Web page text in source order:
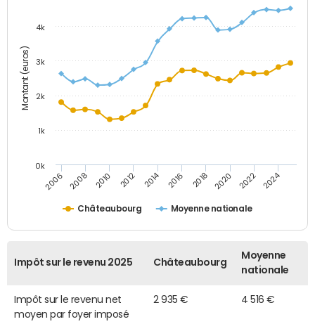
Montant (euros)
Châteaubourg Moyenne nationale
2006 2008 2010 2012 2014 2016 2018 2020 2022 2024
0k
1k
2k
3k
4k
Impôt sur le revenu 2025 Châteaubourg
Moyenne
nationale
Impôt sur le revenu net
moyen par foyer imposé
2 935 € 4 516 €